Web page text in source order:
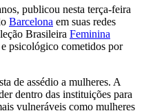
publicou nesta terça-feira
Barcelona em suas redes
Brasileira Feminina
e psicológico cometidos por
de assédio a mulheres. A
dentro das instituições para
vulneráveis como mulheres